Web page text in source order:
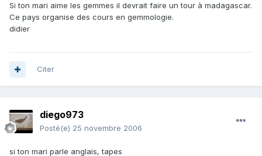
Si ton mari aime les gemmes il devrait faire un tour à madagascar.
Ce pays organise des cours en gemmologie.
didier
Citer
diego973
Posté(e) 25 novembre 2006
si ton mari parle anglais, tapes